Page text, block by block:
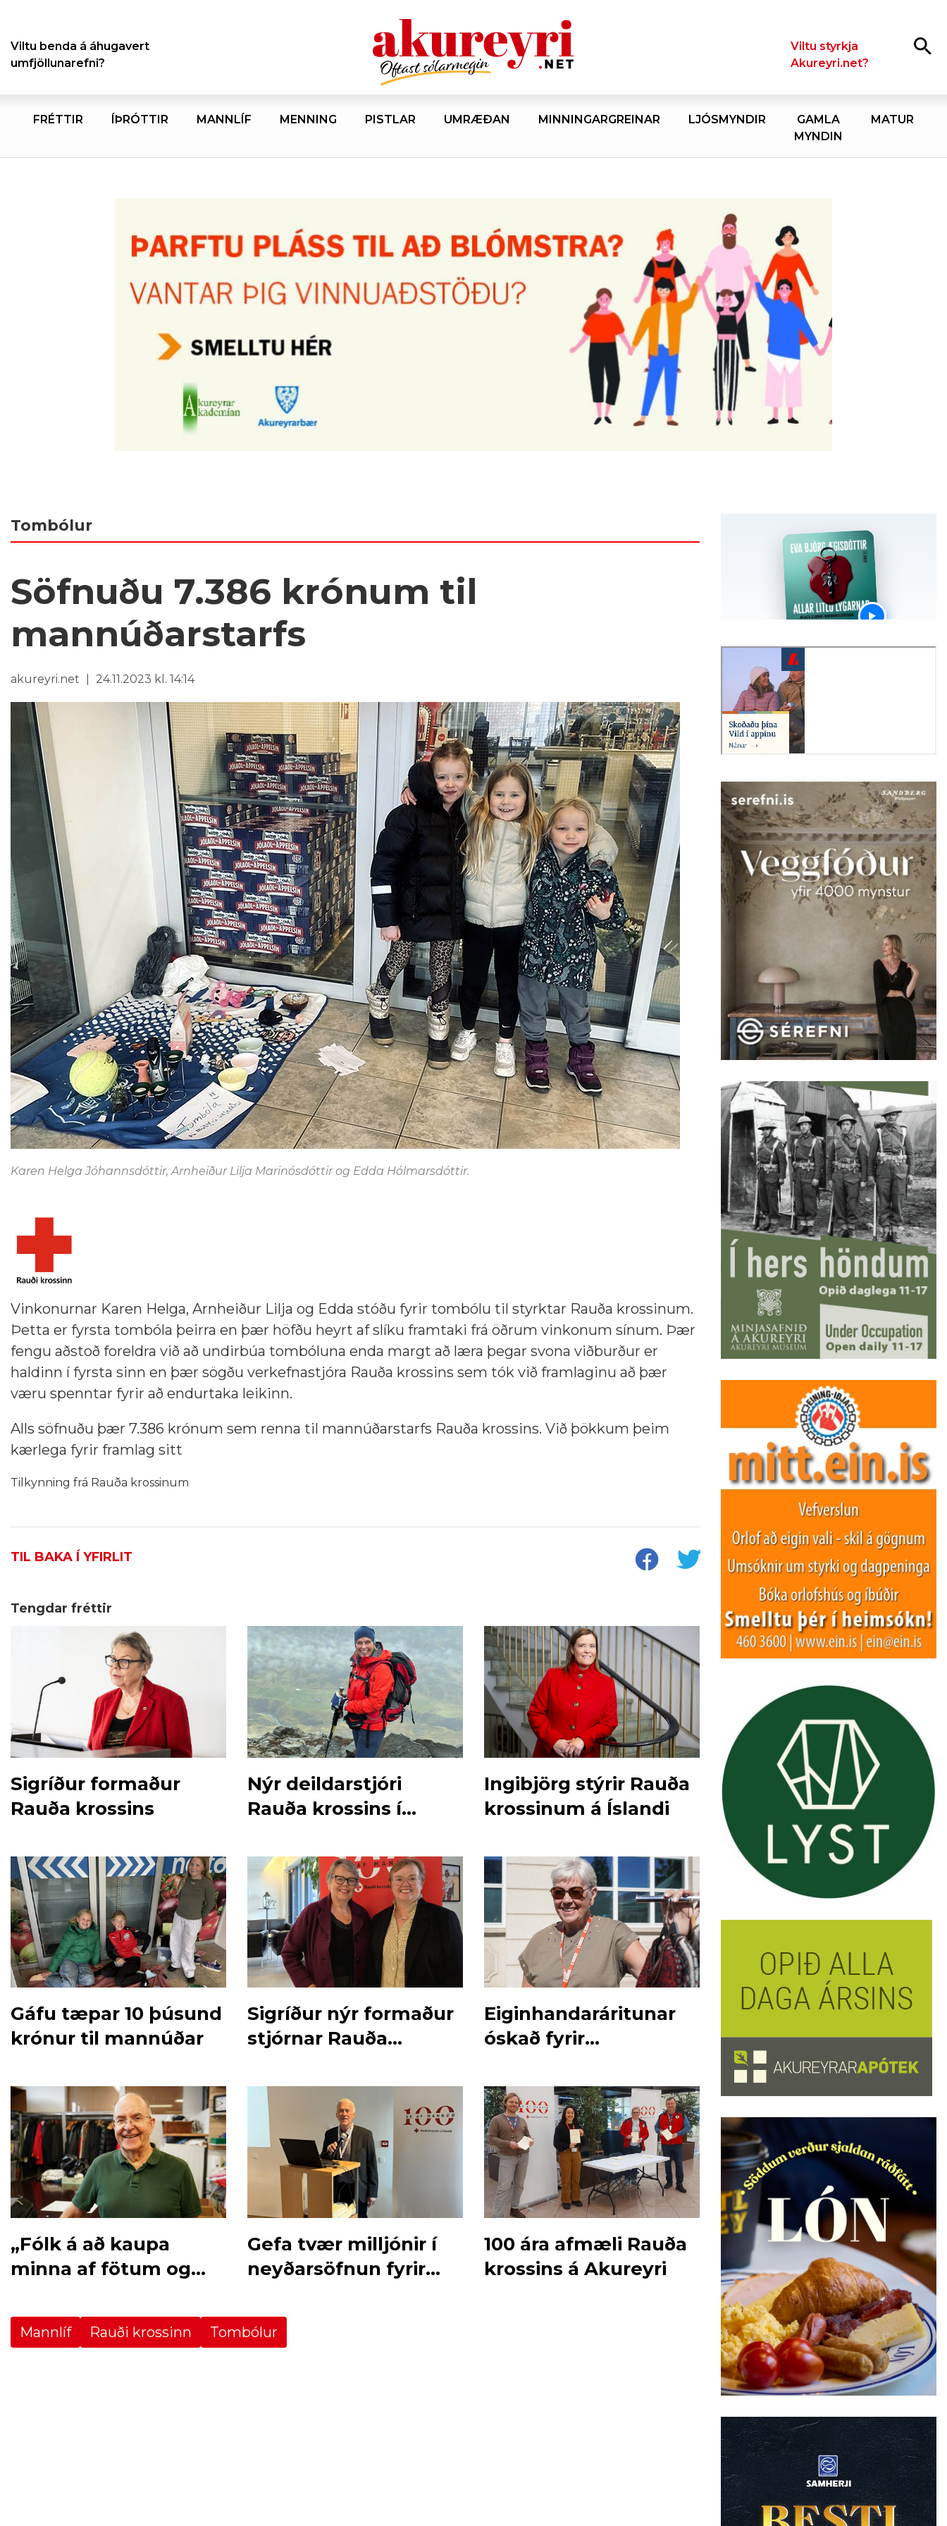
Leita
Viltu benda á áhugavert
umfjöllunarefni?
Viltu styrkja
Akureyri.net?
FRÉTTIR ÍÞRÓTTIR MANNLÍF MENNING PISTLAR UMRÆÐAN MINNINGARGREINAR LJÓSMYNDIR
GAMLA
MYNDIN
MATUR
Tombólur
Söfnuðu 7.386 krónum til
mannúðarstarfs
akureyri.net 24.11.2023 kl. 14:14
Karen Helga Jóhannsdóttir, Arnheiður Lilja Marinósdóttir og Edda Hólmarsdóttir.
Vinkonurnar Karen Helga, Arnheiður Lilja og Edda stóðu fyrir tombólu til styrktar Rauða krossinum.
Þetta er fyrsta tombóla þeirra en þær höfðu heyrt af slíku framtaki frá öðrum vinkonum sínum. Þær
fengu aðstoð foreldra við að undirbúa tombóluna enda margt að læra þegar svona viðburður er
haldinn í fyrsta sinn en þær sögðu verkefnastjóra Rauða krossins sem tók við framlaginu að þær
væru spenntar fyrir að endurtaka leikinn.
Alls söfnuðu þær 7.386 krónum sem renna til mannúðarstarfs Rauða krossins. Við þökkum þeim
kærlega fyrir framlag sitt
Tilkynning frá Rauða krossinum
TIL BAKA Í YFIRLIT
Tengdar fréttir
Sigríður formaður
Rauða krossins
Nýr deildarstjóri
Rauða krossins í
Ingibjörg stýrir Rauða
krossinum á Íslandi
Gáfu tæpar 10 þúsund
krónur til mannúðar
Sigríður nýr formaður
stjórnar Rauða
Eiginhandaráritunar
óskað fyrir
„Fólk á að kaupa
minna af fötum og
Gefa tvær milljónir í
neyðarsöfnun fyrir
100 ára afmæli Rauða
krossins á Akureyri
Mannlíf Rauði krossinn Tombólur